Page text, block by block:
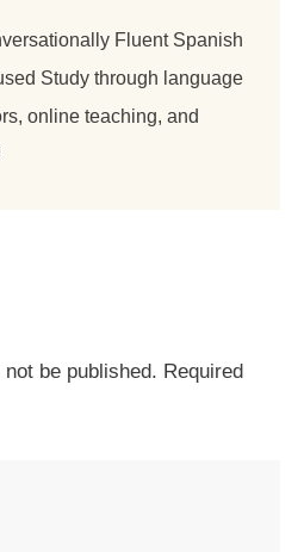
Fluent Spanish
Study through language
online teaching, and
be published. Required